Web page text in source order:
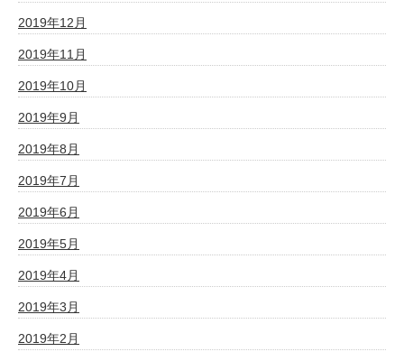
2019年12月
2019年11月
2019年10月
2019年9月
2019年8月
2019年7月
2019年6月
2019年5月
2019年4月
2019年3月
2019年2月